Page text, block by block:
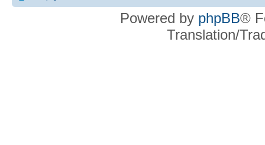
Powered by phpBB®
Translation/